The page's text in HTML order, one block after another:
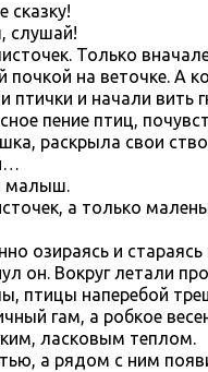
слушай!
Только
почкой на веточке. А
птички и начали вить
пение птиц,
раскрыла свои
малыш.
а только
озираясь и стараясь
он. Вокруг летали
птицы наперебой
гам, а робкое
ласковым теплом.
а рядом с ним